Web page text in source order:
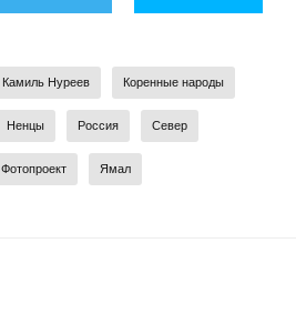
Камиль Нуреев Коренные народы
Ненцы Россия Север
Фотопроект Ямал